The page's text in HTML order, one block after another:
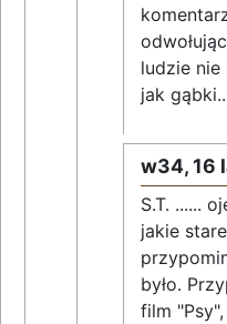
ludzie nie
jak
w34,16
S.T. ......
jakie
było.
film